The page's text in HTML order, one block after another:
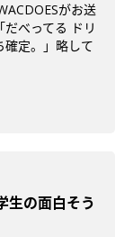
がお送
べってる ドリ
確定。」略して
の面白そう